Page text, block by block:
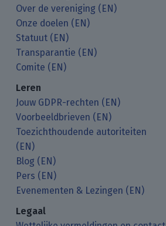
Over de vereniging (EN)
Onze doelen (EN)
Statuut (EN)
Transparantie (EN)
Comite (EN)
Leren
Jouw GDPR-rechten (EN)
Voorbeeldbrieven (EN)
Toezichthoudende autoriteiten
(EN)
Blog (EN)
Pers (EN)
Evenementen & Lezingen (EN)
Legaal